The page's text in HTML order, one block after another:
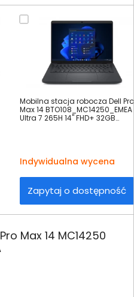
Mobilna stacja robocza Dell Pro
Max 14 BTO108_MC14250_EMEA
Ultra 7 265H 14" FHD+ 32GB
Indywidualna wycena
Zapytaj o dostępność
Max 14 MC14250